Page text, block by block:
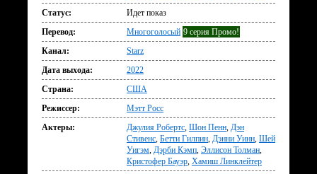
Статус:
Идет показ
Перевод:
Многоголосый 9 серия Промо!
Канал:
Starz
Дата выхода:
2022
Страна:
США
Режиссер:
Мэтт Росс
Актеры:
Джулия Робертс, Шон Пенн, Дэн
Стивенс, Бетти Гилпин, Дэнни Уинн, Шей
Уигэм, Дэрби Кэмп, Эллисон Толман,
Кристофер Бауэр, Хамиш Линклейтер